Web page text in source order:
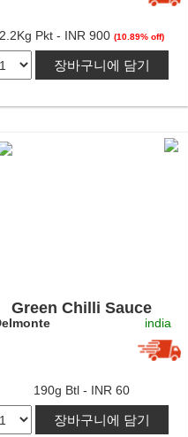
2.2Kg Pkt - INR 900(10.89% off)
장바구니에 담기
Green Chilli Sauce
india
190g Btl - INR 60
장바구니에 담기